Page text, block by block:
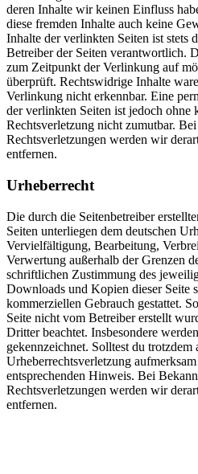
deren Inhalte wir keinen Einfluss
diese fremden Inhalte auch keine
Inhalte der verlinkten Seiten ist stets
Betreiber der Seiten verantwortlich.
zum Zeitpunkt der Verlinkung auf
überprüft. Rechtswidrige Inhalte
Verlinkung nicht erkennbar. Eine
der verlinkten Seiten ist jedoch ohne
Rechtsverletzung nicht zumutbar.
Rechtsverletzungen werden wir
entfernen.
Urheberrecht
Die durch die Seitenbetreiber
Seiten unterliegen dem deutschen
Vervielfältigung, Bearbeitung,
Verwertung außerhalb der Grenzen
schriftlichen Zustimmung des
Downloads und Kopien dieser Seite
kommerziellen Gebrauch gestattet.
Seite nicht vom Betreiber erstellt
Dritter beachtet. Insbesondere
gekennzeichnet. Solltest du trotzdem
Urheberrechtsverletzung
entsprechenden Hinweis. Bei
Rechtsverletzungen werden wir
entfernen.